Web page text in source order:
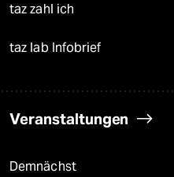
taz zahl ich
taz lab Infobrief
Veranstaltungen
Demnächst